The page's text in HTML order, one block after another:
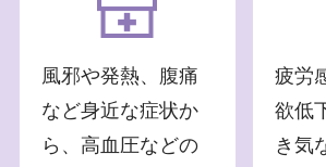
風邪や発熱、腹痛
など身近な症状か
ら、高血圧などの
疲労
欲低
き気